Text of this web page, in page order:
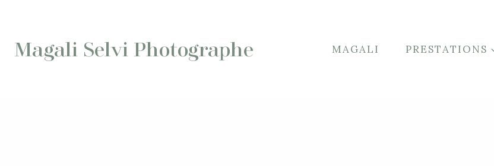
Magali Selvi Photographe MAGALI PRESTATIONS